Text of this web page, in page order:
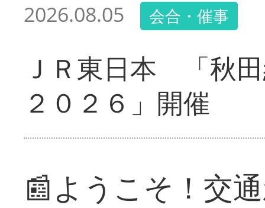
2026.08.05 会合・催事
ＪＲ東日本 「秋
２０２６」開催
📰ようこそ！交